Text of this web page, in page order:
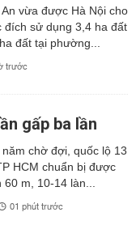
vừa được Hà Nội cho
đích sử dụng 3,4 ha đất
đất tại phường...
trước
gấp ba lần
chờ đợi, quốc lộ 13
HCM chuẩn bị được
m, 10-14 làn...
01 phút trước